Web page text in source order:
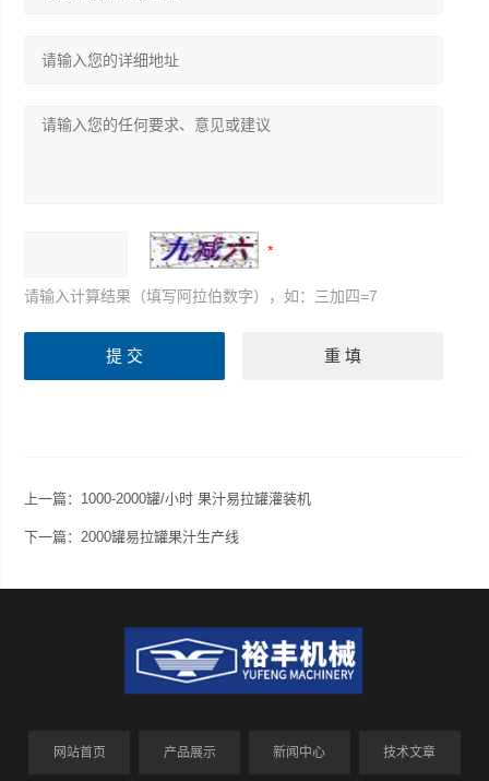
请输入计算结果（填写阿拉伯数字），如：三加四=7
上一篇： 1000-2000罐/小时 果汁易拉罐灌装机
下一篇：2000罐易拉罐果汁生产线
网站首页 产品展示 新闻中心 技术文章